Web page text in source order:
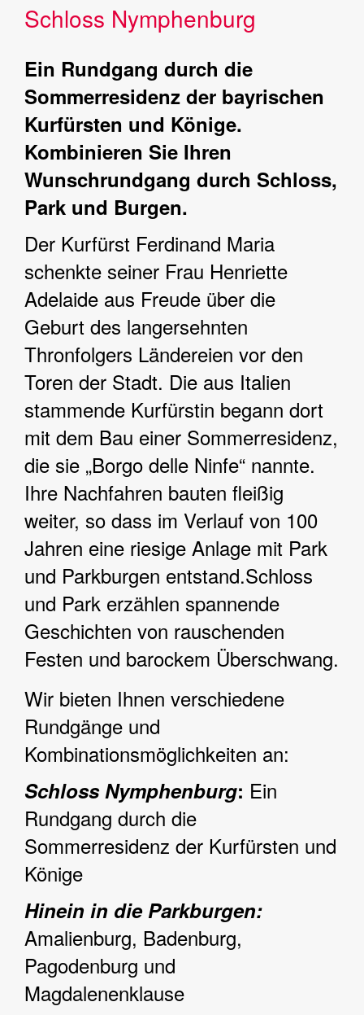
Schloss Nymphenburg
Ein Rundgang durch die
Sommerresidenz der bayrischen
Kurfürsten und Könige.
Kombinieren Sie Ihren
Wunschrundgang durch Schloss,
Park und Burgen.
Der Kurfürst Ferdinand Maria
schenkte seiner Frau Henriette
Adelaide aus Freude über die
Geburt des langersehnten
Thronfolgers Ländereien vor den
Toren der Stadt. Die aus Italien
stammende Kurfürstin begann dort
mit dem Bau einer Sommerresidenz,
die sie „Borgo delle Ninfe“ nannte.
Ihre Nachfahren bauten fleißig
weiter, so dass im Verlauf von 100
Jahren eine riesige Anlage mit Park
und Parkburgen entstand.Schloss
und Park erzählen spannende
Geschichten von rauschenden
Festen und barockem Überschwang.
Wir bieten Ihnen verschiedene
Rundgänge und
Kombinationsmöglichkeiten an:
Schloss Nymphenburg: Ein
Rundgang durch die
Sommerresidenz der Kurfürsten und
Könige
Hinein in die Parkburgen:
Amalienburg, Badenburg,
Pagodenburg und
Magdalenenklause